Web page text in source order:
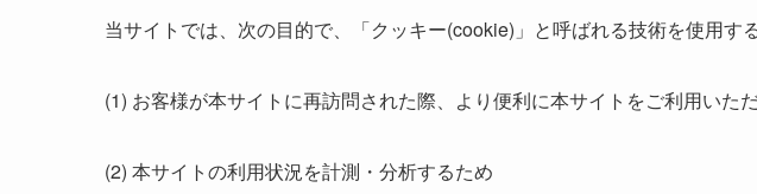
当サイトでは、次の目的で、「クッキー(cookie)」と呼ばれる技術を使用す
(1) お客様が本サイトに再訪問された際、より便利に本サイトをご利用いた
(2) 本サイトの利用状況を計測・分析するため